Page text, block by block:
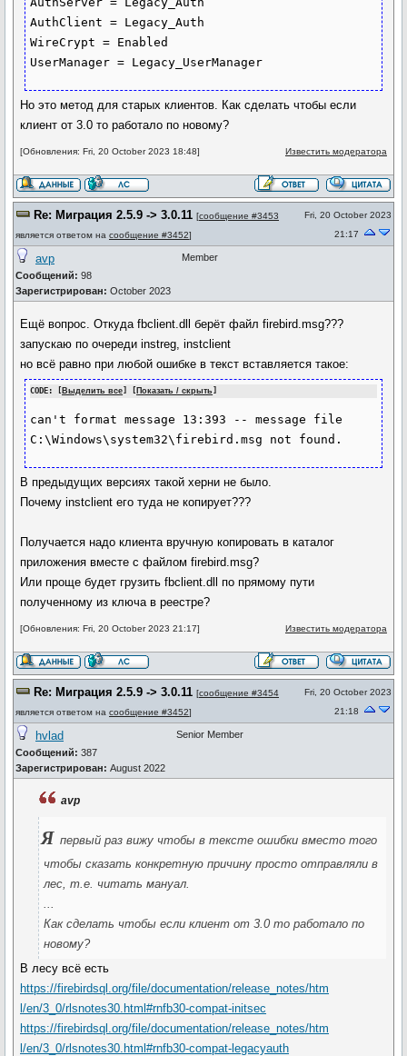
AuthClient = Legacy_Auth
WireCrypt = Enabled
UserManager = Legacy_UserManager
Но это метод для старых клиентов. Как сделать чтобы если
клиент от 3.0 то работало по новому?
[Обновления: Fri, 20 October 2023 18:48] Известить модератора
Re: Миграция 2.5.9 -> 3.0.11 [сообщение #3453
является ответом на сообщение #3452]
Fri, 20 October 2023
21:17
avp
Сообщений: 98
Зарегистрирован: October 2023
Member
Ещё вопрос. Откуда fbclient.dll берёт файл firebird.msg???
запускаю по очереди instreg, instclient
но всё равно при любой ошибке в текст вставляется такое:
CODE: [ Выделить все] [ Показать / скрыть ]
can't format message 13:393 -- message file
C:\Windows\system32\firebird.msg not found.
В предыдущих версиях такой херни не было.
Почему instclient его туда не копирует???
Получается надо клиента вручную копировать в каталог
приложения вместе с файлом firebird.msg?
Или проще будет грузить fbclient.dll по прямому пути
полученному из ключа в реестре?
[Обновления: Fri, 20 October 2023 21:17] Известить модератора
Re: Миграция 2.5.9 -> 3.0.11 [сообщение #3454
является ответом на сообщение #3452]
Fri, 20 October 2023
21:18
hvlad
Сообщений: 387
Зарегистрирован: August 2022
Senior Member
avp
Я первый раз вижу чтобы в тексте ошибки вместо того
чтобы сказать конкретную причину просто отправляли в
лес, т.е. читать мануал.
...
Как сделать чтобы если клиент от 3.0 то работало по
новому?
В лесу всё есть
https://firebirdsql.org/file/documentation/release_notes/htm
l/en/3_0/rlsnotes30.html#rnfb30-compat-initsec
https://firebirdsql.org/file/documentation/release_notes/htm
l/en/3_0/rlsnotes30.html#rnfb30-compat-legacyauth